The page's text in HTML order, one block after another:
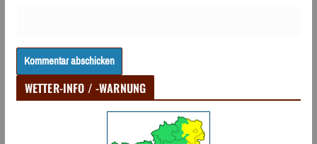
WETTER-INFO / -WARNUNG